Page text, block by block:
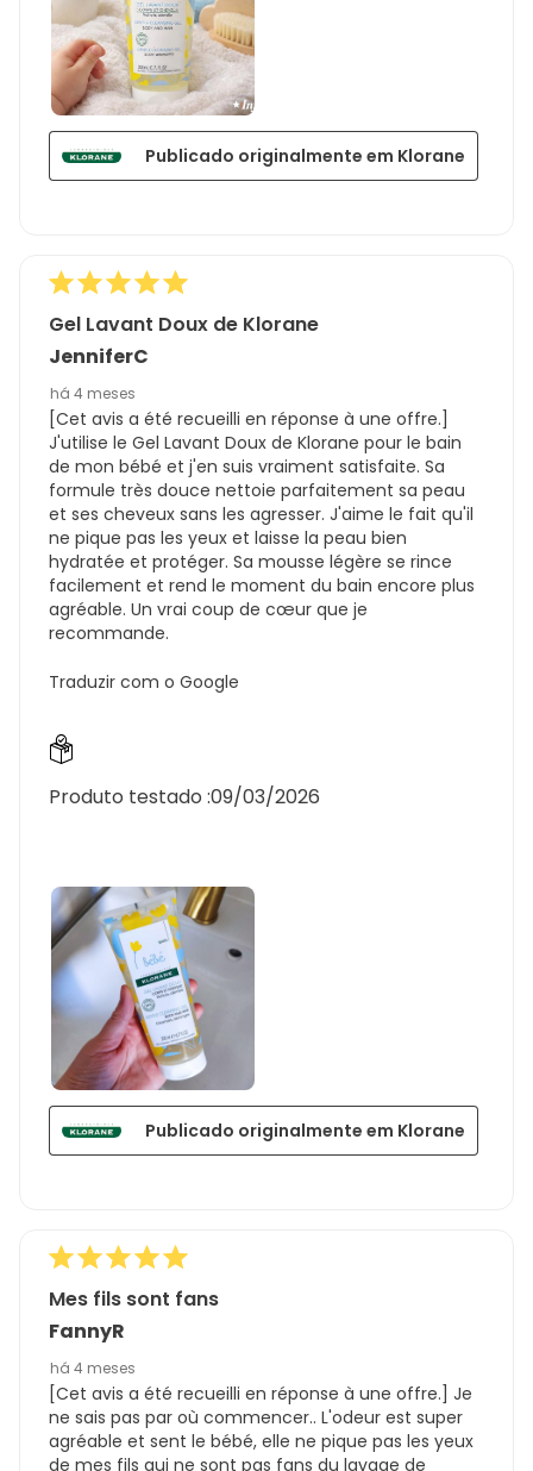
Publicado originalmente em Klorane
Gel Lavant Doux de Klorane
JenniferC
há 4 meses
[Cet avis a été recueilli en réponse à une offre.]
J'utilise le Gel Lavant Doux de Klorane pour le bain
de mon bébé et j'en suis vraiment satisfaite. Sa
formule très douce nettoie parfaitement sa peau
et ses cheveux sans les agresser. J'aime le fait qu'il
ne pique pas les yeux et laisse la peau bien
hydratée et protéger. Sa mousse légère se rince
facilement et rend le moment du bain encore plus
agréable. Un vrai coup de cœur que je
recommande.
Traduzir com o Google
Produto testado :09/03/2026
Publicado originalmente em Klorane
Mes fils sont fans
FannyR
há 4 meses
[Cet avis a été recueilli en réponse à une offre.] Je
ne sais pas par où commencer.. L'odeur est super
agréable et sent le bébé, elle ne pique pas les yeux
de mes fils qui ne sont pas fans du lavage de